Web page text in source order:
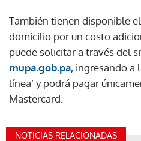
También tienen disponible
domicilio por un costo
puede solicitar a través del
mupa.gob.pa, ingresando a
línea’ y podrá pagar
Mastercard.
NOTICIAS RELACIONADAS